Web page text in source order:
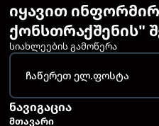
იყავით
ქონსთრაქშენის"
სიახლეების გამოწერა
ნავიგაცია
ᲛᲗᲐᲕᲐᲠᲘ